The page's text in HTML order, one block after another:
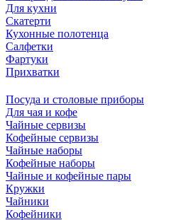
Для кухни
Скатерти
Кухонные полотенца
Салфетки
Фартуки
Прихватки
Посуда и столовые приборы
Для чая и кофе
Чайные сервизы
Кофейные сервизы
Чайные наборы
Кофейные наборы
Чайные и кофейные пары
Кружки
Чайники
Кофейники